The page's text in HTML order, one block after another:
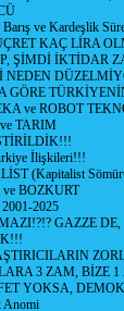
ve Kardeşlik
KAÇ LİRA
ŞİMDİ İKTİDAR
NEDEN
GÖRE
ve ROBOT
TARIM
İlişkileri!!!
(Kapitalist
BOZKURT
2025
GAZZE
3 ZAM, BİZE
YOKSA,
Anomi